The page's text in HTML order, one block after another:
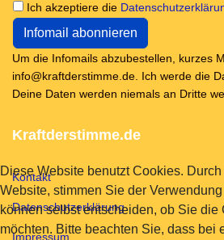
Ich akzeptiere die
Um die Infomails abzubestellen, kurzes
info@kraftderstimme.de. Ich werde die
Deine Daten werden niemals an Dritte
Kraftderstimme.de
Kontakt
Datenschutzerklärung
Impressum
Diese Website benutzt Cookies.
Website, stimmen Sie der
können selbst entscheiden, ob Sie die
möchten. Bitte beachten Sie, dass bei